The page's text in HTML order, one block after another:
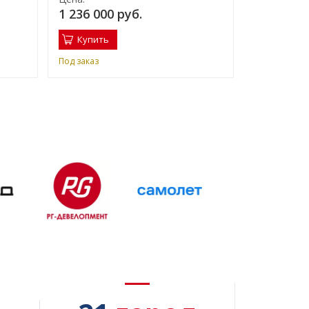
1 236 000 руб.
Купить
Под заказ